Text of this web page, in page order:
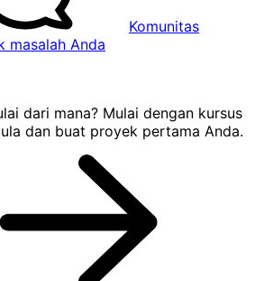
Komunitas
masalah Anda
dari mana? Mulai dengan kursus
dan buat proyek pertama Anda.